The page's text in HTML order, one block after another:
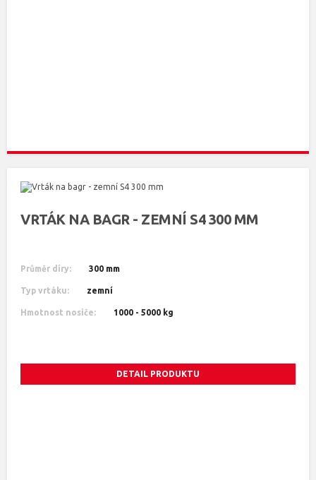
VRTÁK NA BAGR - ZEMNÍ S4 300 MM
Průměr díry: 300 mm
Typ vrtáku: zemní
Hmotnost nosiče: 1000 - 5000 kg
DETAIL PRODUKTU